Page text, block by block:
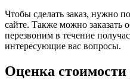
Чтобы сделать заказ, нужно
сайте. Также можно заказать
перезвоним в течение
интересующие вас вопросы.
Оценка стоимости